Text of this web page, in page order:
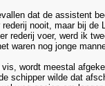
dat de assistent
nooit, maar bij de
rederij voer, werd ik
waren nog jonge
vis, wordt meestal
schipper wilde dat